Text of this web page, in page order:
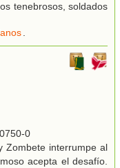
tenebrosos, soldados
.
0
Zombete interrumpe al
acepta el desafío.